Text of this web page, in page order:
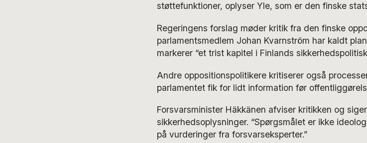
støttefunktioner, oplyser Yle, som er den finske
Regeringens forslag møder kritik fra den finske
parlamentsmedlem Johan Kvarnström har kaldt
markerer “et trist kapitel i Finlands
Andre oppositionspolitikere kritiserer også
parlamentet fik for lidt information før
Forsvarsminister Häkkänen afviser kritikken og
sikkerhedsoplysninger. “Spørgsmålet er ikke
på vurderinger fra forsvarseksperter.”